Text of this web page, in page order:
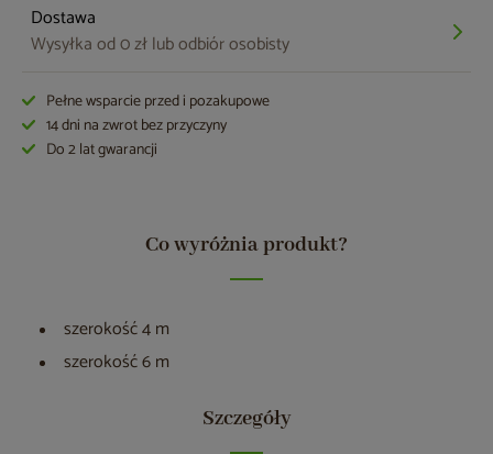
Dostawa
Wysyłka od 0 zł lub odbiór osobisty
Pełne wsparcie przed i pozakupowe
14 dni na zwrot bez przyczyny
Do 2 lat gwarancji
Co wyróżnia produkt?
szerokość 4 m
szerokość 6 m
Szczegóły